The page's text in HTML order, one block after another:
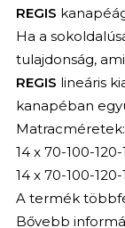
REGIS
Ha a
tulajdonság,
REGIS lineáris
kanapéban
Matracméretek:
14 x 70-100-
14 x 70-100-
A termék
Bővebb